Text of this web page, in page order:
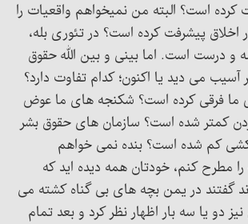
کرده است؟ البته من نمیخواهم واقعیات را
اخلاق پیشرفت کرده است؟ در تئوری بله،
و درست است. اما بینی و بین الله حقوق
آسیب می دید یا اکنون؛ کدام تفاوت دارد؟
ما فرقی کرده است؟ شکنجه های ما عوض
کمتر شده است؟ سازمان های حقوق بشر
کشی کم شده است؟ بنده نمی خواهم
مطرح کنم، خودتان همه دیده اید که
گفتند در یمن بچه های بی گناه کشته می
دو یا سه بار اظهار نظر کرد و بعد تمام